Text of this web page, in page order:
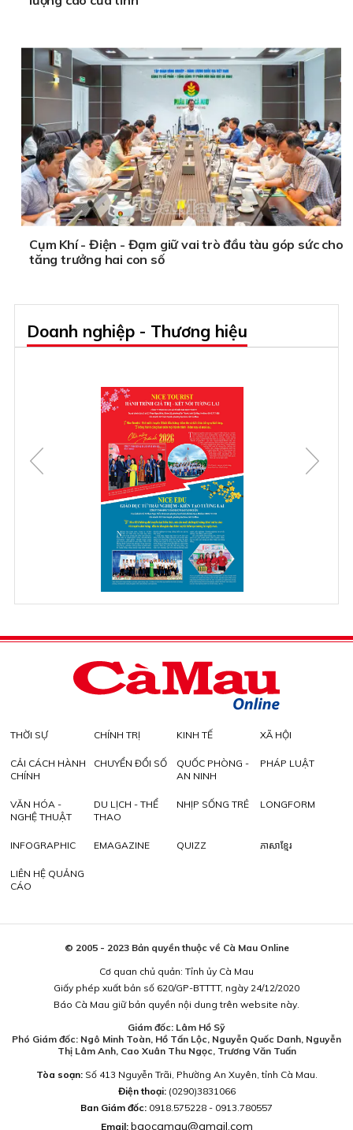
Cụm Khí - Điện - Đạm giữ vai trò đầu tàu góp sức cho
tăng trưởng hai con số
Doanh nghiệp - Thương hiệu
THỜI SỰ CHÍNH TRỊ KINH TẾ XÃ HỘI
CẢI CÁCH HÀNH
CHÍNH
CHUYỂN ĐỔI SỐ
QUỐC PHÒNG -
AN NINH
PHÁP LUẬT
VĂN HÓA -
NGHỆ THUẬT
DU LỊCH - THỂ
THAO
NHỊP SỐNG TRẺ LONGFORM
INFOGRAPHIC EMAGAZINE QUIZZ ភាសាខ្មែរ
LIÊN HỆ QUẢNG
CÁO
© 2005 - 2023 Bản quyền thuộc về Cà Mau Online
Cơ quan chủ quản: Tỉnh ủy Cà Mau
Giấy phép xuất bản số 620/GP-BTTTT, ngày 24/12/2020
Báo Cà Mau giữ bản quyền nội dung trên website này.
Giám đốc: Lâm Hồ Sỹ
Phó Giám đốc: Ngô Minh Toàn, Hồ Tấn Lộc, Nguyễn Quốc Danh, Nguyễn
Thị Lâm Anh, Cao Xuân Thu Ngọc, Trương Văn Tuấn
Tòa soạn:Số 413 Nguyễn Trãi, Phường An Xuyên, tỉnh Cà Mau.
Điện thoại: (0290)3831066
Ban Giám đốc: 0918.575228 - 0913.780557
Email: baocamau@gmail.com